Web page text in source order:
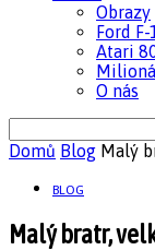
Obrazy
Ford
Atari
O nás
Domů Blog Malý
BLOG
Malý bratr,